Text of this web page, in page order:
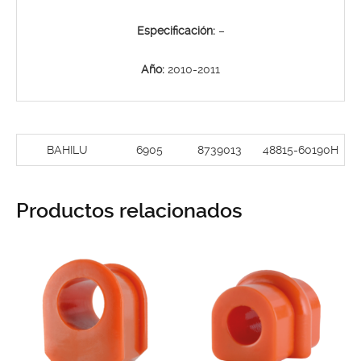
Especificación: –
Año: 2010-2011
BAHILU 6905 8739013 48815-60190H
Productos relacionados